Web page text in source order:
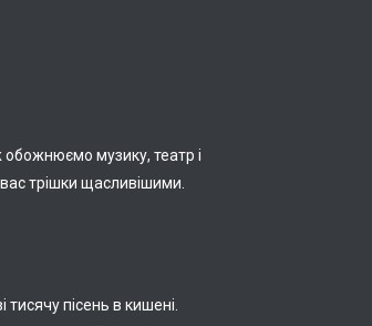
музику, театр і
трішки щасливішими.
пісень в кишені.